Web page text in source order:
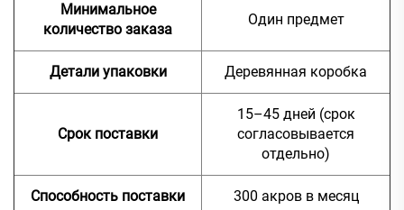
Минимальное
количество заказа
Один предмет
Детали упаковки Деревянная коробка
Срок поставки
15–45 дней (срок
согласовывается
отдельно)
Способность поставки 300 акров в месяц